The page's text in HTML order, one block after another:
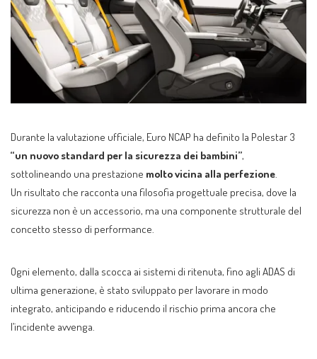
Durante la valutazione ufficiale, Euro NCAP ha definito la Polestar 3
“un nuovo standard per la sicurezza dei bambini”,
sottolineando una prestazione molto vicina alla perfezione
Un risultato che racconta una filosofia progettuale precisa, dove la
sicurezza non è un accessorio, ma una componente strutturale del
concetto stesso di performance.
Ogni elemento, dalla scocca ai sistemi di ritenuta, fino agli ADAS di
ultima generazione, è stato sviluppato per lavorare in modo
integrato, anticipando e riducendo il rischio prima ancora che
l’incidente avvenga.